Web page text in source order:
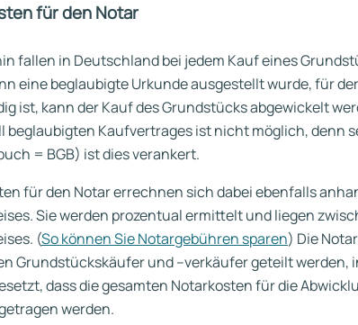
für den Notar
fallen in Deutschland bei jedem Kauf eines
eine beglaubigte Urkunde ausgestellt wurde, für
ist, kann der Kauf des Grundstücks abgewickelt
beglaubigten Kaufvertrages ist nicht möglich, denn
= BGB) ist dies verankert.
für den Notar errechnen sich dabei ebenfalls
Sie werden prozentual ermittelt und liegen
(So können Sie Notargebühren sparen) Die
Grundstückskäufer und –verkäufer geteilt werden,
dass die gesamten Notarkosten für die
werden.